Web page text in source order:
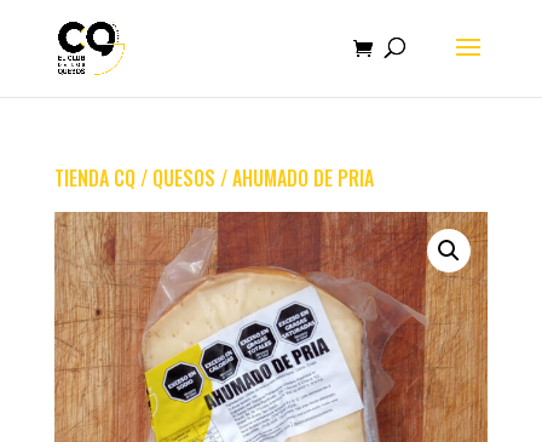
TIENDA CQ/ QUESOS / AHUMADO DE PRIA